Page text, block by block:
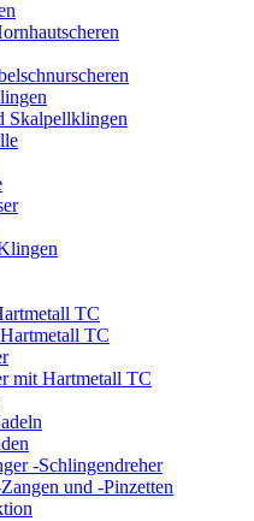
Skalpellklingen
TC
TC
mit Hartmetall TC
-Schlingendreher
und -Pinzetten